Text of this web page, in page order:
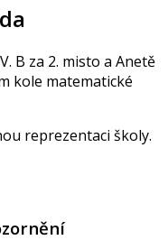
B za 2. misto a Anetě
kole matematické
reprezentaci školy.